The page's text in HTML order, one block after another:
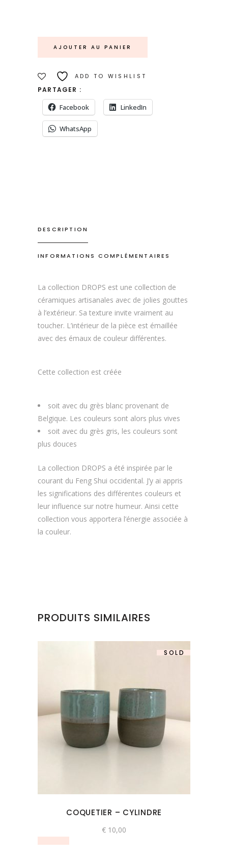
AJOUTER AU PANIER
ADD TO WISHLIST
PARTAGER :
Facebook LinkedIn
WhatsApp
DESCRIPTION
INFORMATIONS COMPLÉMENTAIRES
La collection DROPS est une collection de
céramiques artisanales avec de jolies gouttes
à l’extérieur. Sa texture invite vraiment au
toucher. L’intérieur de la pièce est émaillée
avec des émaux de couleur différentes.
Cette collection est créée
soit avec du grès blanc provenant de
Belgique. Les couleurs sont alors plus vives
soit avec du grès gris, les couleurs sont
plus douces
La collection DROPS a été inspirée par le
courant du Feng Shui occidental. J’y ai appris
les significations des différentes couleurs et
leur influence sur notre humeur. Ainsi cette
collection vous apportera l’énergie associée à
la couleur.
PRODUITS SIMILAIRES
SOLD
COQUETIER – CYLINDRE
€ 10,00